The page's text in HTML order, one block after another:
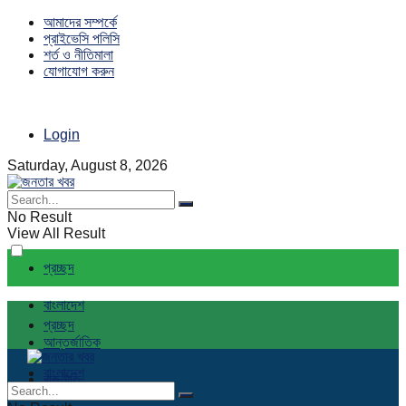
আমাদের সম্পর্কে
প্রাইভেসি পলিসি
শর্ত ও নীতিমালা
যোগাযোগ করুন
Login
Saturday, August 8, 2026
No Result
View All Result
প্রচ্ছদ
বাংলাদেশ
আন্তর্জাতিক
রাজনীতি
প্রচ্ছদ
বাংলাদেশ